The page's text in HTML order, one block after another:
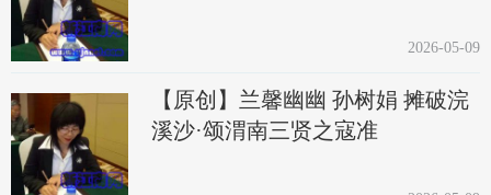
2026-05-09
【原创】兰馨幽幽 孙树娟 摊破浣
溪沙·颂渭南三贤之寇准